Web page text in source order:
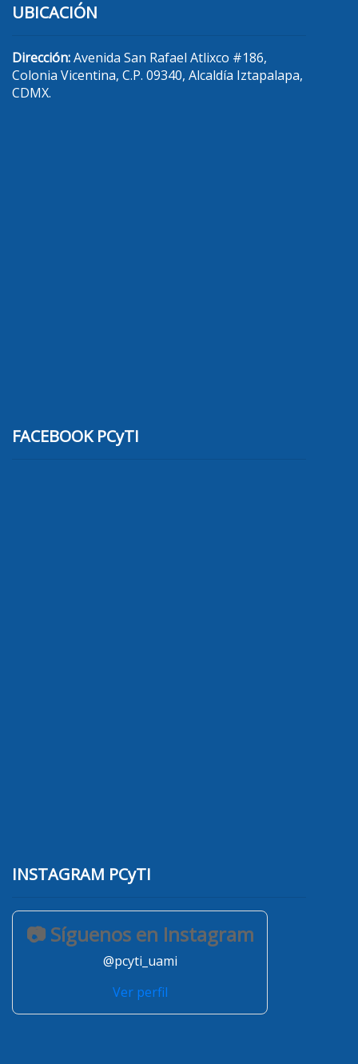
UBICACIÓN
Dirección:Avenida San Rafael Atlixco #186,
Colonia Vicentina, C.P. 09340, Alcaldía Iztapalapa,
CDMX.
FACEBOOK PCyTI
INSTAGRAM PCyTI
📷 Síguenos en Instagram
@pcyti_uami
Ver perfil